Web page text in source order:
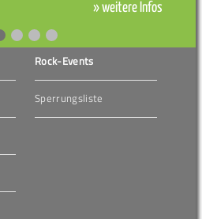
» weitere Infos
Rock-Events
Sperrungsliste